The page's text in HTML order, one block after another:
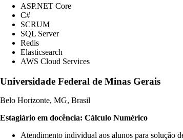
ASP.NET Core
C#
SCRUM
SQL Server
Redis
Elasticsearch
AWS Cloud Services
Universidade Federal de Minas Gerais
Belo Horizonte, MG, Brasil
Estagiário em docência: Cálculo Numérico
Atendimento individual aos alunos para solução